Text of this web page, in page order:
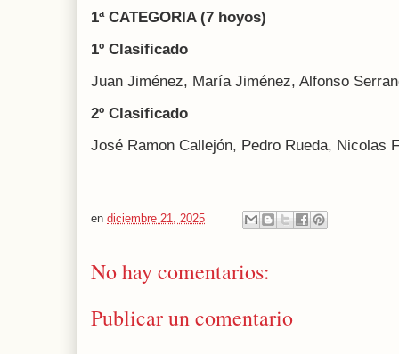
1ª CATEGORIA (7 hoyos)
1º Clasificado
Juan Jiménez, María Jiménez, Alfonso
2º Clasificado
José Ramon Callejón, Pedro Rueda, Nicolas
en diciembre 21, 2025
No hay comentarios:
Publicar un comentario